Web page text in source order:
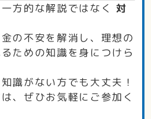
方的な解説ではなく 対
の不安を解消し、理想の
ための知識を身につけら
識がない方でも大丈夫！
、ぜひお気軽にご参加く